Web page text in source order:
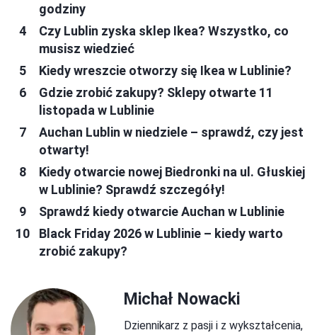
godziny
Czy Lublin zyska sklep Ikea? Wszystko, co
musisz wiedzieć
Kiedy wreszcie otworzy się Ikea w Lublinie?
Gdzie zrobić zakupy? Sklepy otwarte 11
listopada w Lublinie
Auchan Lublin w niedziele – sprawdź, czy jest
otwarty!
Kiedy otwarcie nowej Biedronki na ul. Głuskiej
w Lublinie? Sprawdź szczegóły!
Sprawdź kiedy otwarcie Auchan w Lublinie
Black Friday 2026 w Lublinie – kiedy warto
zrobić zakupy?
Michał Nowacki
Dziennikarz z pasji i z wykształcenia,